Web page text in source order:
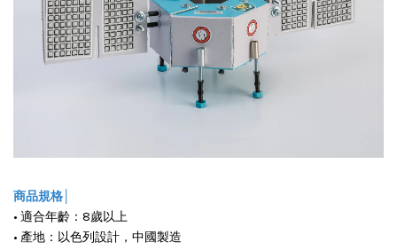
商品規格│
• 適合年齡：8歲以上
• 產地：以色列設計，中國製造